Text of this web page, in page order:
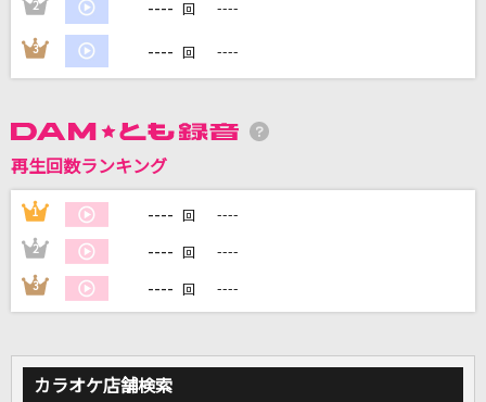
めざせポケモンマスター
松本梨香
もっと見る
DAMの新曲・ランキングなど
カラオケ最新情報をチェック！
カラオケをもっと楽しもう！
2 ---- 回 ----
3 ---- 回 ----
再生回数ランキング
1 ---- 回 ----
2 ---- 回 ----
3 ---- 回 ----
カラオケ店舗検索